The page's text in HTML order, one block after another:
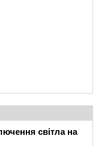
світла на